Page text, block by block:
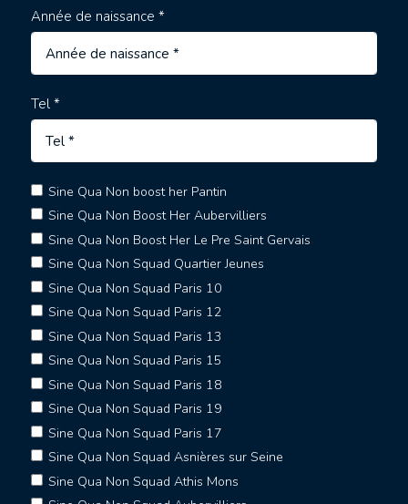
Année de naissance *
Tel *
Sine Qua Non boost her Pantin
Sine Qua Non Boost Her Aubervilliers
Sine Qua Non Boost Her Le Pre Saint Gervais
Sine Qua Non Squad Quartier Jeunes
Sine Qua Non Squad Paris 10
Sine Qua Non Squad Paris 12
Sine Qua Non Squad Paris 13
Sine Qua Non Squad Paris 15
Sine Qua Non Squad Paris 18
Sine Qua Non Squad Paris 19
Sine Qua Non Squad Paris 17
Sine Qua Non Squad Asnières sur Seine
Sine Qua Non Squad Athis Mons